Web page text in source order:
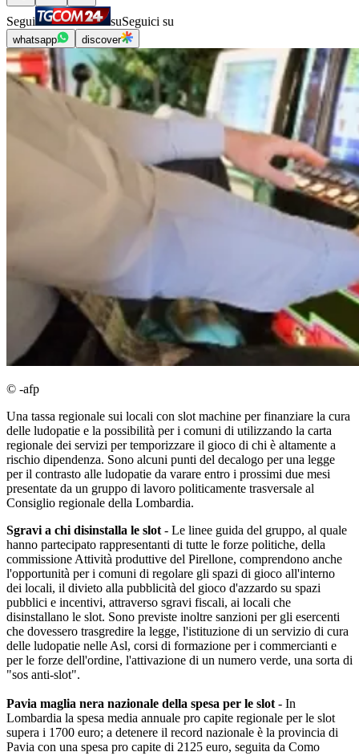
Segui suSeguici su
whatsapp discover
© -afp
Una tassa regionale sui locali con slot machine per finanziare la cura
delle ludopatie e la possibilità per i comuni di utilizzando la carta
regionale dei servizi per temporizzare il gioco di chi è altamente a
rischio dipendenza. Sono alcuni punti del decalogo per una legge
per il contrasto alle ludopatie da varare entro i prossimi due mesi
presentate da un gruppo di lavoro politicamente trasversale al
Consiglio regionale della Lombardia.
Sgravi a chi disinstalla le slot - Le linee guida del gruppo, al quale
hanno partecipato rappresentanti di tutte le forze politiche, della
commissione Attività produttive del Pirellone, comprendono anche
l'opportunità per i comuni di regolare gli spazi di gioco all'interno
dei locali, il divieto alla pubblicità del gioco d'azzardo su spazi
pubblici e incentivi, attraverso sgravi fiscali, ai locali che
disinstallano le slot. Sono previste inoltre sanzioni per gli esercenti
che dovessero trasgredire la legge, l'istituzione di un servizio di cura
delle ludopatie nelle Asl, corsi di formazione per i commercianti e
per le forze dell'ordine, l'attivazione di un numero verde, una sorta di
"sos anti-slot".
Pavia maglia nera nazionale della spesa per le slot - In
Lombardia la spesa media annuale pro capite regionale per le slot
supera i 1700 euro; a detenere il record nazionale è la provincia di
Pavia con una spesa pro capite di 2125 euro, seguita da Como